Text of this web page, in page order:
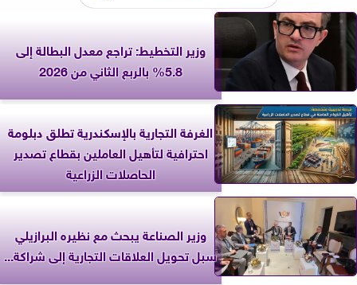
وزير التخطيط: تراجع معدل البطالة إلى
5.8% بالربع الثاني من 2026
الغرفة التجارية بالإسكندرية تطلق دبلومة
احترافية لتأهيل العاملين بقطاع تصدير
الحاصلات الزراعية
وزير الصناعة يبحث مع نظيره البرازيلي
سبل تحويل العلاقات التجارية إلى شراكة...